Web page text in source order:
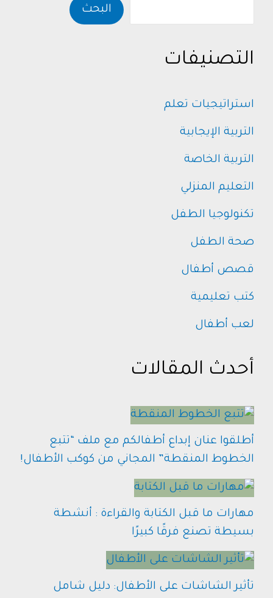
البحث
التصنيفات
استراتيجيات تعلم
التربية الإيجابية
التربية الخاصة
التعليم المنزلي
تكنولوجيا الطفل
صحة الطفل
قصص أطفال
كتب تعليمية
لعب أطفال
أحدث المقالات
أطلقوا عنان إبداع أطفالكم مع ملف “تتبع
الخطوط المنقطة” المجاني من كوكب الأطفال!
مهارات ما قبل الكتابة والقراءة : أنشطة
بسيطة تصنع فرقًا كبيرًا
تأثير الشاشات على الأطفال: دليل شامل